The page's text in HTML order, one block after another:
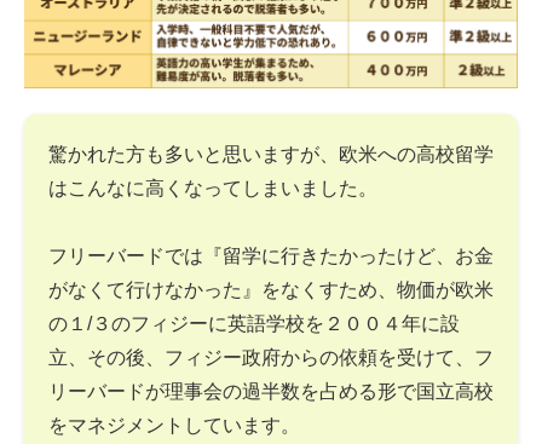
驚かれた方も多いと思いますが、欧米への高校留学
はこんなに高くなってしまいました。
フリーバードでは『留学に行きたかったけど、お金
がなくて行けなかった』をなくすため、物価が欧米
の１/３のフィジーに英語学校を２００４年に設
立、その後、フィジー政府からの依頼を受けて、フ
リーバードが理事会の過半数を占める形で国立高校
をマネジメントしています。